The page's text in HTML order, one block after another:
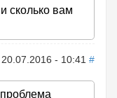
сколько вам
- 10:41 #